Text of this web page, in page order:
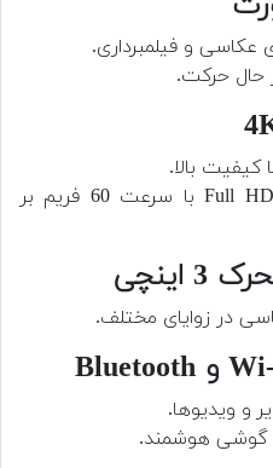
و فیلمبرداری.
حال حرکت.
کیفیت بالا.
پشتیبانی از فیلمبرداری Full HD با سرعت 60 فریم بر
در زوایای مختلف.
و ویدیوها.
گوشی هوشمند.